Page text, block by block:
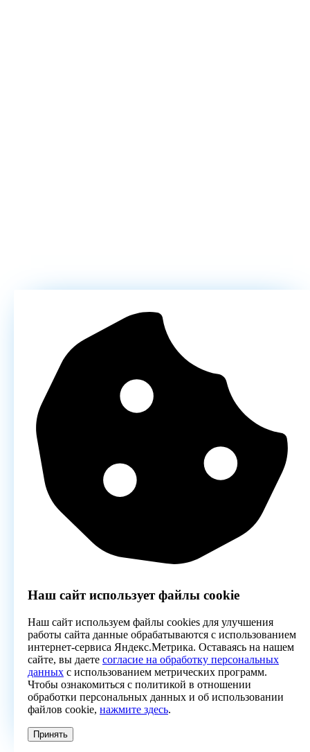
Наш сайт использует файлы cookie
Наш сайт используем файлы cookies для улучшения
работы сайта данные обрабатываются с использованием
интернет-сервиса Яндекс.Метрика. Оставаясь на нашем
сайте, вы даете согласие на обработку персональных
данных с использованием метрических программ.
Чтобы ознакомиться с политикой в отношении
обработки персональных данных и об использовании
файлов cookie, нажмите здесь.
Принять